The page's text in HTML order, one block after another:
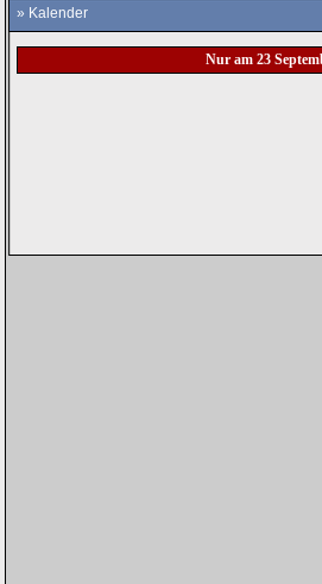
» Kalender
Nur am 23